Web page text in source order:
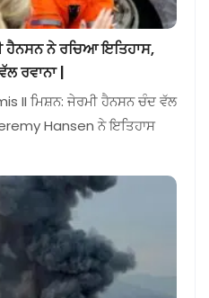
ਨੇ ਰਚਿਆ ਇਤਿਹਾਸ,
ਰਵਾਨਾ |
II ਮਿਸ਼ਨ: ਜੇਰਮੀ ਹੈਨਸਨ ਚੰਦ ਵੱਲ
Hansen ਨੇ ਇਤਿਹਾਸ